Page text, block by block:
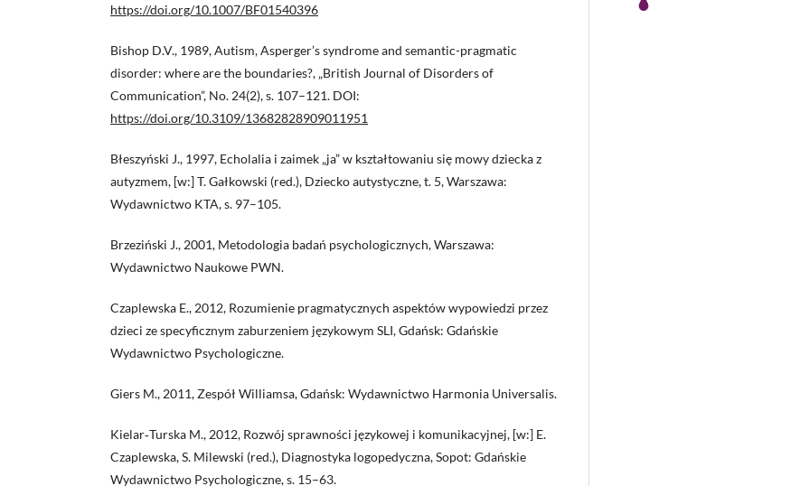
https://doi.org/10.1007/BF01540396
Bishop D.V., 1989, Autism, Asperger’s syndrome and semantic-pragmatic
disorder: where are the boundaries?, „British Journal of Disorders of
Communication”, No. 24(2), s. 107–121. DOI:
https://doi.org/10.3109/13682828909011951
Błeszyński J., 1997, Echolalia i zaimek „ja” w kształtowaniu się mowy dziecka z
autyzmem, [w:] T. Gałkowski (red.), Dziecko autystyczne, t. 5, Warszawa:
Wydawnictwo KTA, s. 97–105.
Brzeziński J., 2001, Metodologia badań psychologicznych, Warszawa:
Wydawnictwo Naukowe PWN.
Czaplewska E., 2012, Rozumienie pragmatycznych aspektów wypowiedzi przez
dzieci ze specyficznym zaburzeniem językowym SLI, Gdańsk: Gdańskie
Wydawnictwo Psychologiczne.
Giers M., 2011, Zespół Williamsa, Gdańsk: Wydawnictwo Harmonia Universalis.
Kielar‑Turska M., 2012, Rozwój sprawności językowej i komunikacyjnej, [w:] E.
Czaplewska, S. Milewski (red.), Diagnostyka logopedyczna, Sopot: Gdańskie
Wydawnictwo Psychologiczne, s. 15–63.